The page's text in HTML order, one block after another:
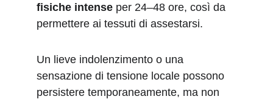
fisiche intense per 24–48 ore, così da
permettere ai tessuti di assestarsi.
Un lieve indolenzimento o una
sensazione di tensione locale possono
persistere temporaneamente, ma non